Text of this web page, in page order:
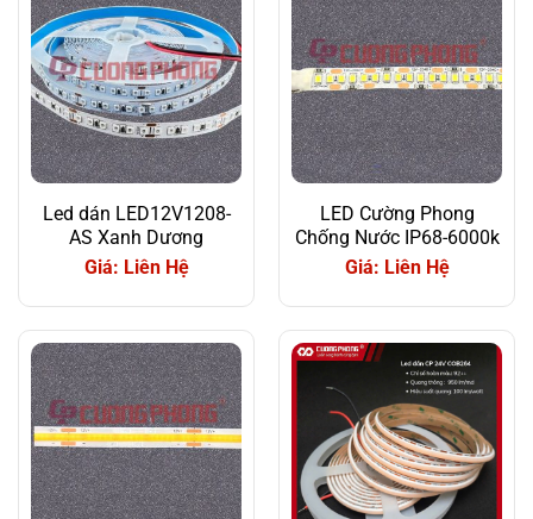
Led dán LED12V1208-
AS Xanh Dương
Giá: Liên Hệ
LED Cường Phong
Chống Nước IP68-6000k
Giá: Liên Hệ